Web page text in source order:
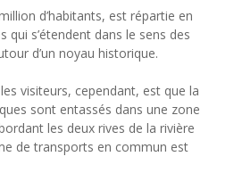
d’habitants, est répartie en
qui s’étendent dans le sens des
d’un noyau historique.
visiteurs, cependant, est que la
sont entassés dans une zone
les deux rives de la rivière
de transports en commun est